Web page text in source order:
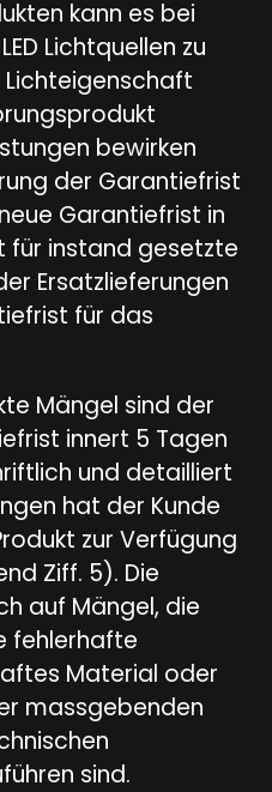
kann es bei
Lichtquellen zu
bewirken
der Garantiefrist
Garantiefrist in
für instand gesetzte
Ersatzlieferungen
für das
Mängel sind der
innert 5 Tagen
und detailliert
hat der Kunde
zur Verfügung
Ziff. 5). Die
auf Mängel, die
fehlerhafte
Material oder
massgebenden
sind.